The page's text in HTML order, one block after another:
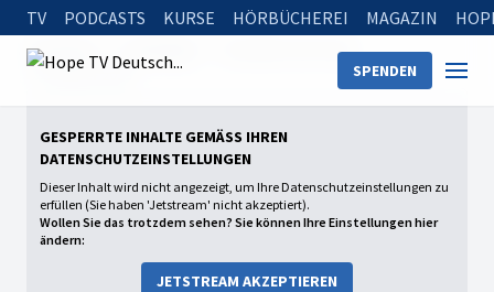
TV PODCASTS KURSE HÖRBÜCHEREI MAGAZIN
SPENDEN
Startseite
Das Wort zum Tag
4. Oktober 2025
GESPERRTE INHALTE GEMÄSS IHREN D
ATENSCHUTZEINSTELLUNGEN
Dieser Inhalt wird nicht angezeigt, um Ihre Datenschutzeinstellungen zu
erfüllen (Sie haben 'Jetstream' nicht akzeptiert).
Wollen Sie das trotzdem sehen? Sie können Ihre Einstellungen hier
ändern:
JETSTREAM AKZEPTIEREN